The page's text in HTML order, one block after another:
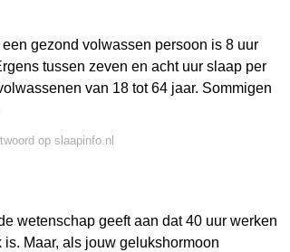
gezond volwassen persoon is 8 uur
tussen zeven en acht uur slaap per
van 18 tot 64 jaar. Sommigen
op slaapinfo.nl
wetenschap geeft aan dat 40 uur werken
Maar, als jouw gelukshormoon